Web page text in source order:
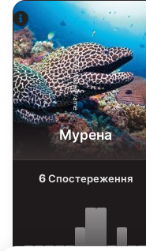
Alamy-WaterFrame
Мурена
6Спостереження